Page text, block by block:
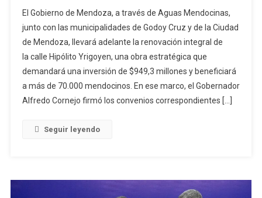
El Gobierno de Mendoza, a través de Aguas Mendocinas,
junto con las municipalidades de Godoy Cruz y de la Ciudad
de Mendoza, llevará adelante la renovación integral de
la calle Hipólito Yrigoyen, una obra estratégica que
demandará una inversión de $949,3 millones y beneficiará
a más de 70.000 mendocinos. En ese marco, el Gobernador
Alfredo Cornejo firmó los convenios correspondientes […]
Seguir leyendo